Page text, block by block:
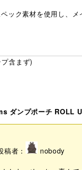
ック素材を使用し、
含まず)
ンプポーチ ROLL
者：
nobody